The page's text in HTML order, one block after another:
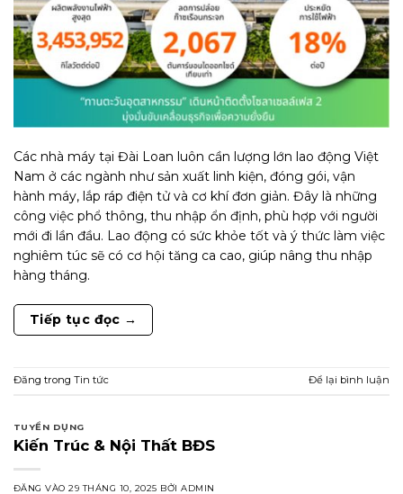
Các nhà máy tại Đài Loan luôn cần lượng lớn lao động Việt
Nam ở các ngành như sản xuất linh kiện, đóng gói, vận
hành máy, lắp ráp điện tử và cơ khí đơn giản. Đây là những
công việc phổ thông, thu nhập ổn định, phù hợp với người
mới đi lần đầu. Lao động có sức khỏe tốt và ý thức làm việc
nghiêm túc sẽ có cơ hội tăng ca cao, giúp nâng thu nhập
hàng tháng.
Tiếp tục đọc →
Đăng trong Tin tức Để lại bình luận
TUYỂN DỤNG
Kiến Trúc & Nội Thất BĐS
ĐĂNG VÀO29 THÁNG 10, 2025 BỞIADMIN